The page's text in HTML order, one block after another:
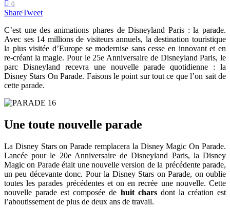
0
ShareTweet
C’est une des animations phares de Disneyland Paris : la parade.
Avec ses 14 millions de visiteurs annuels, la destination touristique
la plus visitée d’Europe se modernise sans cesse en innovant et en
re-créant la magie. Pour le 25e Anniversaire de Disneyland Paris, le
parc Disneyland recevra une nouvelle parade quotidienne : la
Disney Stars On Parade. Faisons le point sur tout ce que l’on sait de
cette parade.
Une toute nouvelle parade
La Disney Stars on Parade remplacera la Disney Magic On Parade.
Lancée pour le 20e Anniversaire de Disneyland Paris, la Disney
Magic on Parade était une nouvelle version de la précédente parade,
un peu décevante donc. Pour la Disney Stars on Parade, on oublie
toutes les parades précédentes et on en recrée une nouvelle. Cette
nouvelle parade est composée de huit charsdont la création est
l’aboutissement de plus de deux ans de travail.